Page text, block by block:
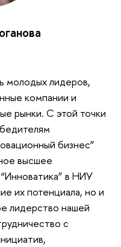
молодых лидеров,
компании и
рынки. С этой точки
бизнес”
высшее
в НИУ
их потенциала, но и
лидерство нашей
с